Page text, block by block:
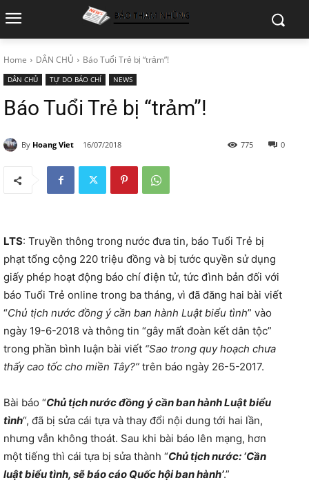
Home DÂN CHỦ Báo Tuổi Trẻ bị “trảm”!
DÂN CHỦ TỰ DO BÁO CHÍ NEWS
Báo Tuổi Trẻ bị “trảm”!
By Hoang Viet 16/07/2018 0
775
LTS: Truyền thông trong nước đưa tin, báo Tuổi Trẻ bị
phạt tổng cộng 220 triệu đồng và bị tước quyền sử dụng
giấy phép hoạt động báo chí điện tử, tức đình bản đối với
báo Tuổi Trẻ online trong ba tháng, vì đã đăng hai bài viết
“Chủ tịch nước đồng ý cần ban hành Luật biểu tình” vào
ngày 19-6-2018 và thông tin “gây mất đoàn kết dân tộc”
trong phần bình luận bài viết “Sao trong quy hoạch chưa
thấy cao tốc cho miền Tây?” trên báo ngày 26-5-2017.
Bài báo “Chủ tịch nước đồng ý cần ban hành Luật biểu
tình“, đã bị sửa cái tựa và thay đổi nội dung tới hai lần,
nhưng vẫn không thoát. Sau khi bài báo lên mạng, hơn
một tiếng thì cái tựa bị sửa thành “Chủ tịch nước: ‘Cần
luật biểu tình, sẽ báo cáo Quốc hội ban hành’.”